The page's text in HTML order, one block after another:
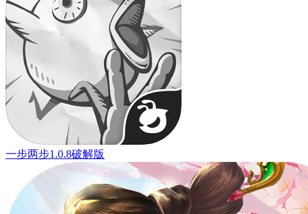
一步两步1.0.8破解版